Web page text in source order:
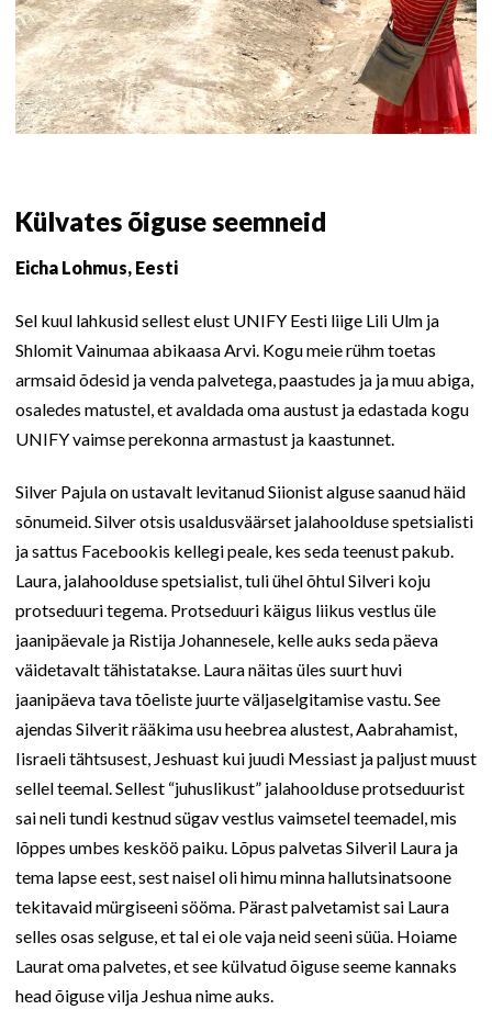
Külvates õiguse seemneid
Eicha Lohmus, Eesti
Sel kuul lahkusid sellest elust UNIFY Eesti liige Lili Ulm ja
Shlomit Vainumaa abikaasa Arvi. Kogu meie rühm toetas
armsaid õdesid ja venda palvetega, paastudes ja ja muu abiga,
osaledes matustel, et avaldada oma austust ja edastada kogu
UNIFY vaimse perekonna armastust ja kaastunnet.
Silver Pajula on ustavalt levitanud Siionist alguse saanud häid
sõnumeid. Silver otsis usaldusväärset jalahoolduse spetsialisti
ja sattus Facebookis kellegi peale, kes seda teenust pakub.
Laura, jalahoolduse spetsialist, tuli ühel õhtul Silveri koju
protseduuri tegema. Protseduuri käigus liikus vestlus üle
jaanipäevale ja Ristija Johannesele, kelle auks seda päeva
väidetavalt tähistatakse. Laura näitas üles suurt huvi
jaanipäeva tava tõeliste juurte väljaselgitamise vastu. See
ajendas Silverit rääkima usu heebrea alustest, Aabrahamist,
Iisraeli tähtsusest, Jeshuast kui juudi Messiast ja paljust muust
sellel teemal. Sellest “juhuslikust” jalahoolduse protseduurist
sai neli tundi kestnud sügav vestlus vaimsetel teemadel, mis
lõppes umbes kesköö paiku. Lõpus palvetas Silveril Laura ja
tema lapse eest, sest naisel oli himu minna hallutsinatsoone
tekitavaid mürgiseeni sööma. Pärast palvetamist sai Laura
selles osas selguse, et tal ei ole vaja neid seeni süüa. Hoiame
Laurat oma palvetes, et see külvatud õiguse seeme kannaks
head õiguse vilja Jeshua nime auks.